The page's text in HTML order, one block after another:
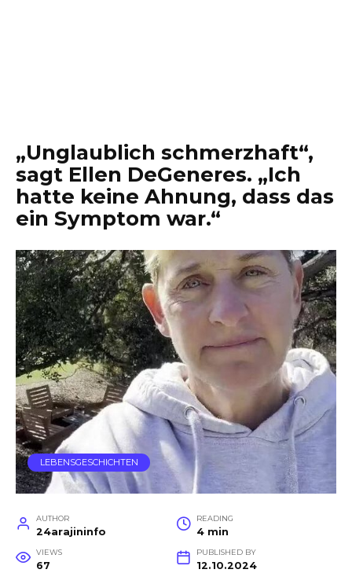
„Unglaublich schmerzhaft“,
sagt Ellen DeGeneres. „Ich
hatte keine Ahnung, dass das
ein Symptom war.“
LEBENSGESCHICHTEN
AUTHOR
24arajininfo
READING
4 min
VIEWS
67
PUBLISHED BY
12.10.2024